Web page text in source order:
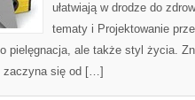
ułatwiają w drodze do
tematy i Projektowanie
pielęgnacja, ale także styl życia.
zaczyna się od […]